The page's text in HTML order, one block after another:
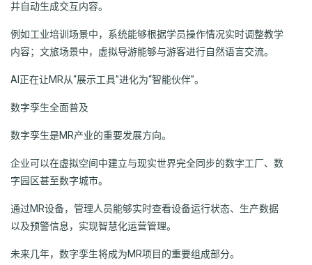
并自动生成交互内容。
例如工业培训场景中，系统能够根据学员操作情况实时调整教学
内容；文旅场景中，虚拟导游能够与游客进行自然语言交流。
AI正在让MR从“展示工具”进化为“智能伙伴”。
数字孪生全面普及
数字孪生是MR产业的重要发展方向。
企业可以在虚拟空间中建立与现实世界完全同步的数字工厂、数
字园区甚至数字城市。
通过MR设备，管理人员能够实时查看设备运行状态、生产数据
以及预警信息，实现智慧化运营管理。
未来几年，数字孪生将成为MR项目的重要组成部分。